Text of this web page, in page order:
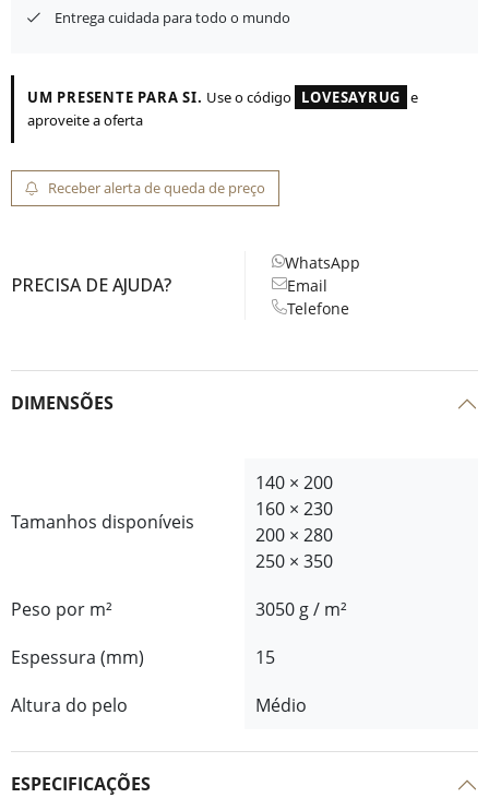
Entrega cuidada para todo o mundo
UM PRESENTE PARA SI. Use o código LOVESAYRUG e
aproveite a oferta
Receber alerta de queda de preço
PRECISA DE AJUDA?
WhatsApp
Email
Telefone
DIMENSÕES
Tamanhos disponíveis
140 × 200
160 × 230
200 × 280
250 × 350
Peso por m²
3050 g / m²
Espessura (mm)
15
Altura do pelo
Médio
ESPECIFICAÇÕES